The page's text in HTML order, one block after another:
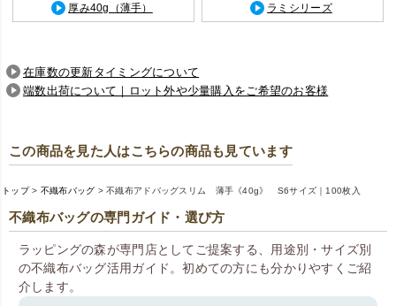
厚み40g（薄手） ラミシリーズ
在庫数の更新タイミングについて
端数出荷について｜ロット外や少量購入をご希望のお客様
この商品を見た人はこちらの商品も見ています
トップ 不織布バッグ 不織布アドバッグスリム 薄手《40g》 S6サイズ｜100枚入
不織布バッグの専門ガイド・選び方
ラッピングの森が専門店としてご提案する、用途別・サイズ別
の不織布バッグ活用ガイド。初めての方にも分かりやすくご紹
介します。